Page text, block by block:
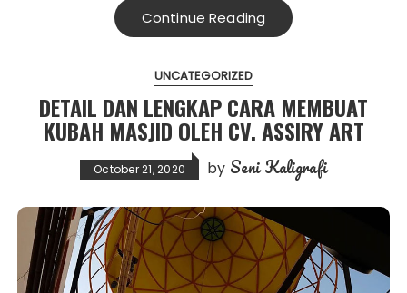
Continue Reading
UNCATEGORIZED
DETAIL DAN LENGKAP CARA MEMBUAT
KUBAH MASJID OLEH CV. ASSIRY ART
October 21, 2020 by Seni Kaligrafi